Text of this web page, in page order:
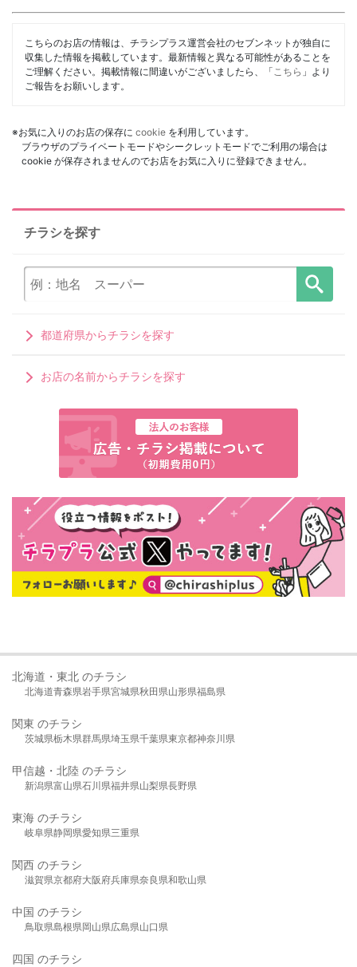
こちらのお店の情報は、チラシプラス運営会社のセブンネットが独自に
収集した情報を掲載しています。最新情報と異なる可能性があることを
ご理解ください。掲載情報に間違いがございましたら、「 こちら 」より
ご報告をお願いします。
※お気に入りのお店の保存に cookie を利用しています。
ブラウザのプライベートモードやシークレットモードでご利用の場合は
cookie が保存されませんのでお店をお気に入りに登録できません。
チラシを探す
都道府県からチラシを探す
お店の名前からチラシを探す
北海道・東北 のチラシ
北海道青森県岩手県宮城県秋田県山形県福島県
関東 のチラシ
茨城県栃木県群馬県埼玉県千葉県東京都神奈川県
甲信越・北陸 のチラシ
新潟県富山県石川県福井県山梨県長野県
東海 のチラシ
岐阜県静岡県愛知県三重県
関西 のチラシ
滋賀県京都府大阪府兵庫県奈良県和歌山県
中国 のチラシ
鳥取県島根県岡山県広島県山口県
四国 のチラシ